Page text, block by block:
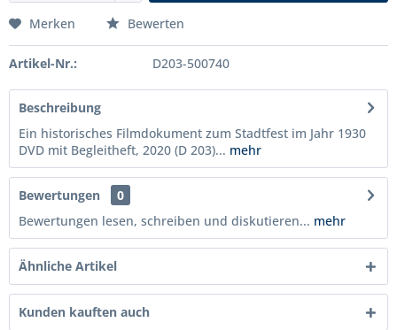
Merken Bewerten
Artikel-Nr.: D203-500740
Beschreibung
Ein historisches Filmdokument zum Stadtfest im Jahr 1930
DVD mit Begleitheft, 2020 (D 203)... mehr
Bewertungen
0
Bewertungen lesen, schreiben und diskutieren... mehr
Ähnliche Artikel
Kunden kauften auch